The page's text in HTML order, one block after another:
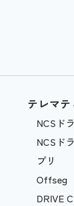
テレマ
NCSド
NCSド
プリ
Offseg
DRIVE